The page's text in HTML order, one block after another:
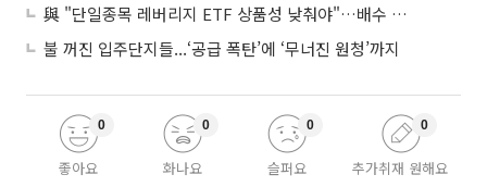
與 "단일종목 레버리지 ETF 상품성 낮춰야"…배수 조정안도 거론
불 꺼진 입주단지들...‘공급 폭탄’에 ‘무너진 원청’까지
좋아요
0
화나요
0
슬퍼요
0
추가취재 원해요
0